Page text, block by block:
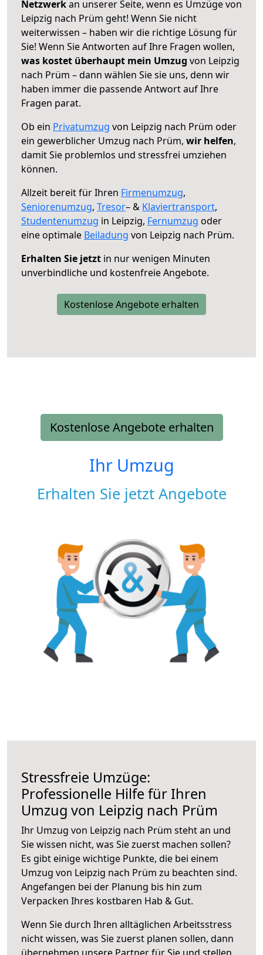
Netzwerkan unserer Seite, wenn es Umzüge von
Leipzig nach Prüm geht! Wenn Sie nicht
weiterwissen – haben wir die richtige Lösung für
Sie! Wenn Sie Antworten auf Ihre Fragen wollen,
was kostet überhaupt mein Umzug von Leipzig
nach Prüm – dann wählen Sie sie uns, denn wir
haben immer die passende Antwort auf Ihre
Fragen parat.
Ob ein Privatumzug von Leipzig nach Prüm oder
ein gewerblicher Umzug nach Prüm, wir helfen,
damit Sie problemlos und stressfrei umziehen
können.
Allzeit bereit für Ihren Firmenumzug,
Seniorenumzug, Tresor– & Klaviertransport,
Studentenumzug in Leipzig, Fernumzug oder
eine optimale Beiladung von Leipzig nach Prüm.
Erhalten Sie jetzt in nur wenigen Minuten
unverbindliche und kostenfreie Angebote.
Kostenlose Angebote erhalten
Kostenlose Angebote erhalten
Ihr Umzug
Erhalten Sie jetzt Angebote
Stressfreie Umzüge:
Professionelle Hilfe für Ihren
Umzug von Leipzig nach Prüm
Ihr Umzug von Leipzig nach Prüm steht an und
Sie wissen nicht, was Sie zuerst machen sollen?
Es gibt einige wichtige Punkte, die bei einem
Umzug von Leipzig nach Prüm zu beachten sind.
Angefangen bei der Planung bis hin zum
Verpacken Ihres kostbaren Hab & Gut.
Wenn Sie durch Ihren alltäglichen Arbeitsstress
nicht wissen, was Sie zuerst planen sollen, dann